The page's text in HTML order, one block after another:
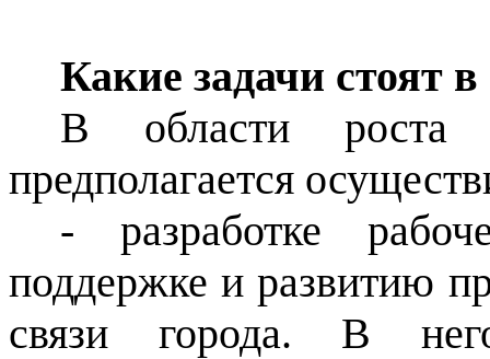
Какие задачи стоят в
В области роста
предполагается
- разработке
поддержке и развитию
связи города. В